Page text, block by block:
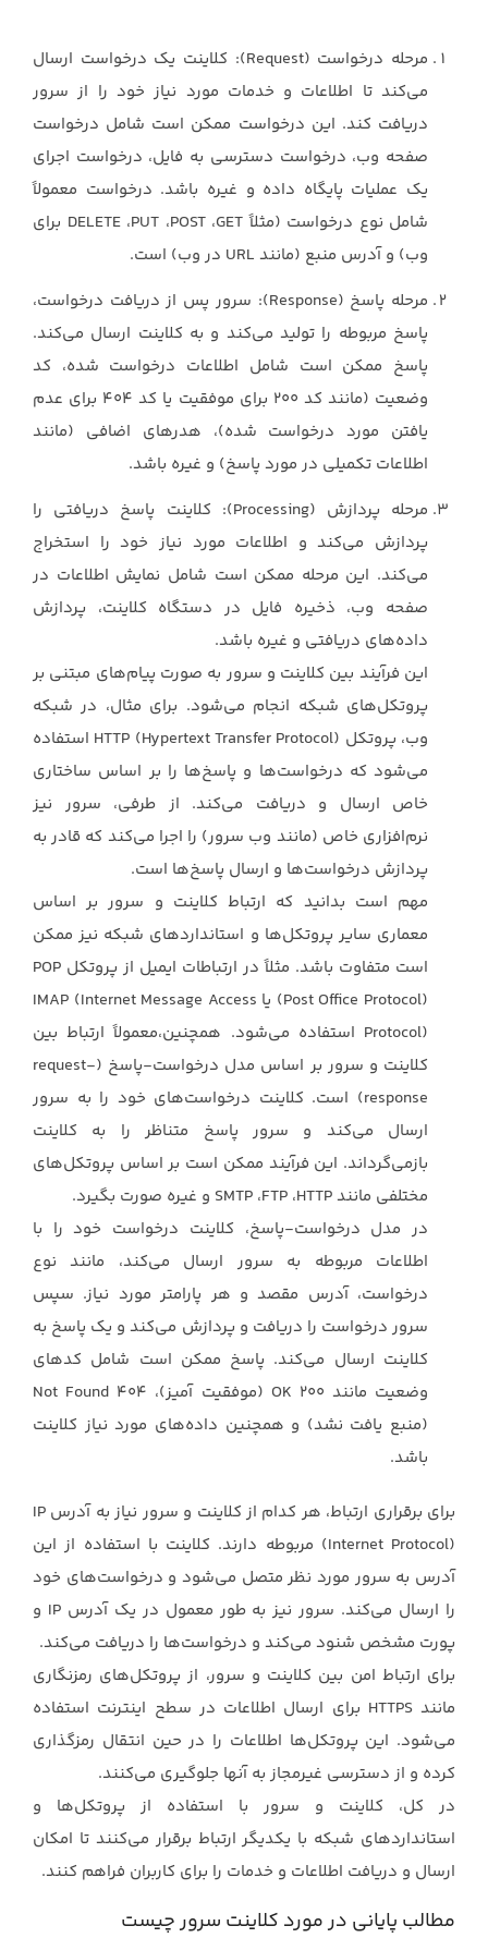
مرحله درخواست (‏Request‏): کلاینت یک درخواست ارسال
می‌کند تا اطلاعات و خدمات مورد نیاز ‏خود را از سرور
دریافت کند. این درخواست ممکن است شامل درخواست
صفحه وب، درخواست دسترسی ‏به فایل، درخواست اجرای
یک عملیات پایگاه داده و غیره باشد. درخواست معمولاً
شامل نوع درخواست ‏‏(مثلاً ‏GET، ‏POST، ‏PUT، ‏DELETE‏ برای
وب) و آدرس منبع (مانند ‏URL‏ در وب) است.‏
مرحله پاسخ (‏Response‏): سرور پس از دریافت درخواست،
پاسخ مربوطه را تولید می‌کند و به ‏کلاینت ارسال می‌کند.
پاسخ ممکن است شامل اطلاعات درخواست شده، کد
وضعیت (مانند کد 200 ‏برای موفقیت یا کد 404 برای عدم
یافتن مورد درخواست شده)، هدرهای اضافی (مانند
اطلاعات تکمیلی ‏در مورد پاسخ) و غیره باشد.‏
مرحله پردازش (‏Processing‏): کلاینت پاسخ دریافتی را
پردازش می‌کند و اطلاعات مورد نیاز خود ‏را استخراج
می‌کند. این مرحله ممکن است شامل نمایش اطلاعات در
صفحه وب، ذخیره فایل در دستگاه ‏کلاینت، پردازش
داده‌های دریافتی و غیره باشد.‏
این فرآیند بین کلاینت و سرور به صورت پیام‌های مبتنی بر
پروتکل‌های شبکه انجام می‌شود. برای مثال، ‏در شبکه
وب، پروتکل ‏HTTP (Hypertext Transfer Protocol)‎‏ استفاده
می‌شود که درخواست‌ها و پاسخ‌ها ‏را بر اساس ساختاری
خاص ارسال و دریافت می‌کند. از طرفی، سرور نیز
نرم‌افزاری خاص (مانند وب ‏سرور) را اجرا می‌کند که قادر به
پردازش درخواست‌ها و ارسال پاسخ‌ها است.‏
مهم است بدانید که ارتباط کلاینت و سرور بر اساس
معماری سایر پروتکل‌ها و استانداردهای شبکه نیز ‏ممکن
است متفاوت باشد. مثلاً در ارتباطات ایمیل از پروتکل ‏POP
(Post Office Protocol)‎‏ یا ‏IMAP ‎‎(Internet Message Access
Protocol)‎‏ استفاده می‌شود. همچنین،معمولاً ارتباط بین
کلاینت و سرور بر ‏اساس مدل درخواست-پاسخ (‏request-
response‏) است. کلاینت درخواست‌های خود را به سرور
ارسال ‏می‌کند و سرور پاسخ متناظر را به کلاینت
بازمی‌گرداند. این فرآیند ممکن است بر اساس پروتکل‌های
‏مختلفی مانند ‏HTTP، ‏FTP، ‏SMTP‏ و غیره صورت بگیرد.‏
در مدل درخواست-پاسخ، کلاینت درخواست خود را با
اطلاعات مربوطه به سرور ارسال می‌کند، مانند نوع
‏درخواست، آدرس مقصد و هر پارامتر مورد نیاز. سپس
سرور درخواست را دریافت و پردازش می‌کند و یک ‏پاسخ به
کلاینت ارسال می‌کند. پاسخ ممکن است شامل کدهای
(منبع یافت نشد) و همچنین داده‌های مورد نیاز کلاینت
باشد.‏
برای برقراری ارتباط، هر کدام از کلاینت و سرور نیاز به آدرس ‏IP
(Internet Protocol)‎‏ مربوطه دارند. ‏کلاینت با استفاده از این
آدرس به سرور مورد نظر متصل می‌شود و درخواست‌های خود
را ارسال می‌کند. ‏سرور نیز به طور معمول در یک آدرس ‏IP‏ و
پورت مشخص شنود می‌کند و درخواست‌ها را دریافت می‌کند.‏
برای ارتباط امن بین کلاینت و سرور، از پروتکل‌های رمزنگاری
مانند ‏HTTPS‏ برای ارسال اطلاعات در ‏سطح اینترنت استفاده
می‌شود. این پروتکل‌ها اطلاعات را در حین انتقال رمزگذاری
کرده و از دسترسی ‏غیرمجاز به آنها جلوگیری می‌کنند.‏
در کل، کلاینت و سرور با استفاده از پروتکل‌ها و
استانداردهای شبکه با یکدیگر ارتباط برقرار می‌کنند تا ‏امکان
ارسال و دریافت اطلاعات و خدمات را برای کاربران فراهم کنند.‏
مطالب پایانی در مورد کلاینت سرور چیست